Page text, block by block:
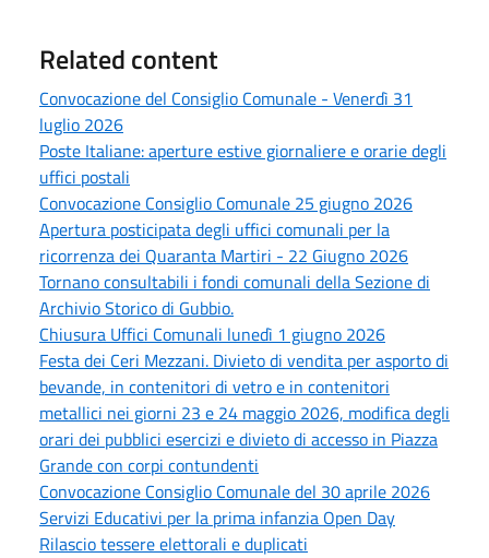
Related content
Convocazione del Consiglio Comunale - Venerdì 31
luglio 2026
Poste Italiane: aperture estive giornaliere e orarie degli
uffici postali
Convocazione Consiglio Comunale 25 giugno 2026
Apertura posticipata degli uffici comunali per la
ricorrenza dei Quaranta Martiri - 22 Giugno 2026
Tornano consultabili i fondi comunali della Sezione di
Archivio Storico di Gubbio.
Chiusura Uffici Comunali lunedì 1 giugno 2026
Festa dei Ceri Mezzani. Divieto di vendita per asporto di
bevande, in contenitori di vetro e in contenitori
metallici nei giorni 23 e 24 maggio 2026, modifica degli
orari dei pubblici esercizi e divieto di accesso in Piazza
Grande con corpi contundenti
Convocazione Consiglio Comunale del 30 aprile 2026
Servizi Educativi per la prima infanzia Open Day
Rilascio tessere elettorali e duplicati